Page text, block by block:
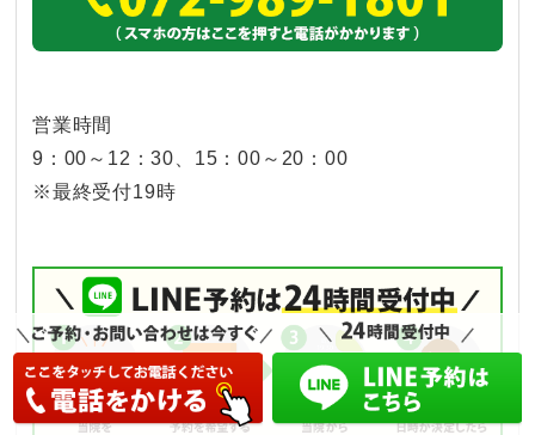
営業時間
9：00～12：30、15：00～20：00
※最終受付19時